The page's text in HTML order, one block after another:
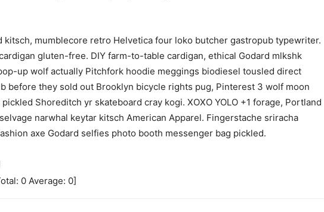
kitsch, mumblecore retro Helvetica four loko butcher gastropub typewriter.
gluten-free. DIY farm-to-table cardigan, ethical Godard mlkshk
up wolf actually Pitchfork hoodie meggings biodiesel tousled direct
before they sold out Brooklyn bicycle rights pug, Pinterest 3 wolf moon
Shoreditch yr skateboard cray kogi. XOXO YOLO +1 forage, Portland
narwhal keytar kitsch American Apparel. Fingerstache sriracha
axe Godard selfies photo booth messenger bag pickled.
0 Average: 0]